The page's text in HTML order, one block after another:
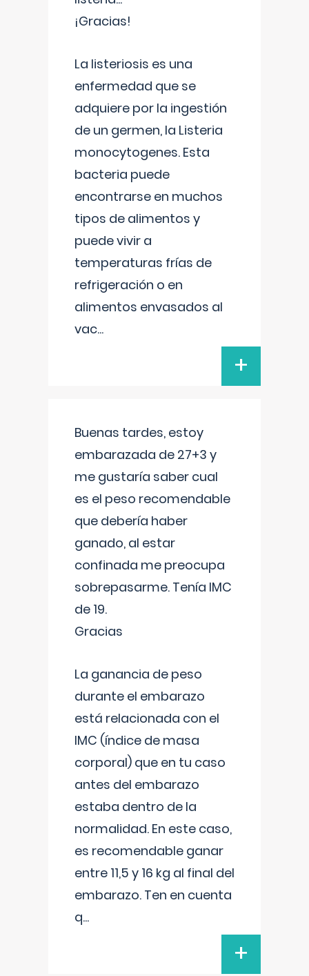
¡Gracias!
La listeriosis es una
enfermedad que se
adquiere por la ingestión
de un germen, la Listeria
monocytogenes. Esta
bacteria puede
encontrarse en muchos
tipos de alimentos y
puede vivir a
temperaturas frías de
refrigeración o en
alimentos envasados al
vac...
+
Buenas tardes, estoy
embarazada de 27+3 y
me gustaría saber cual
es el peso recomendable
que debería haber
ganado, al estar
confinada me preocupa
sobrepasarme. Tenía IMC
de 19.
Gracias
La ganancia de peso
durante el embarazo
está relacionada con el
IMC (índice de masa
corporal) que en tu caso
antes del embarazo
estaba dentro de la
normalidad. En este caso,
es recomendable ganar
entre 11,5 y 16 kg al final del
embarazo. Ten en cuenta
q...
+